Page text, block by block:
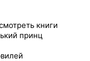
книги
принц